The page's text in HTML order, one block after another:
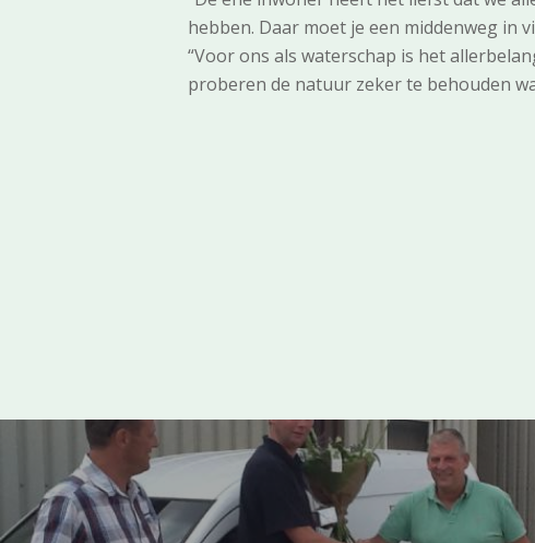
hebben. Daar moet je een middenweg in
“Voor ons als waterschap is het
proberen de natuur zeker te behouden